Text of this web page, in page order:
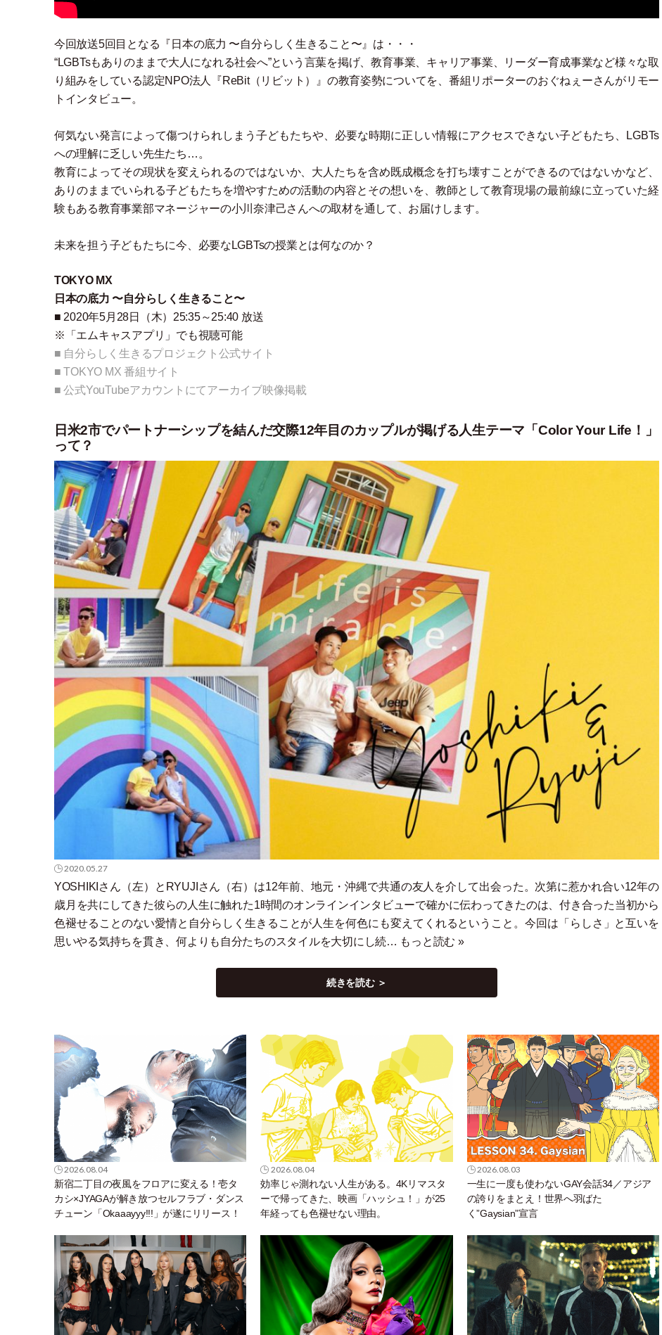
今回放送5回目となる『日本の底力 〜自分らしく生きること〜』は ・ ・
・
“LGBTsもありのままで大人になれる社会へ”という言葉を掲げ、教育事業、キャリア事業、リーダー育成事業など様々な取
り組みをしている認定NPO法人『ReBit（ リビット ）
』の教育姿勢についてを、番組リポーターのおぐねぇーさんがリモー
トインタビュー。
何気ない発言によって傷つけられしまう子どもたちや、必要な時期に正しい情報にアクセスできない子どもたち、LGBTs
への理解に乏しい先生たち…。
教育によってその現状を変えられるのではないか、大人たちを含め既成概念を打ち壊すことができるのではないかなど、
ありのままでいられる子どもたちを増やすための活動の内容とその想いを、教師として教育現場の最前線に立っていた経
験もある教育事業部マネージャーの小川奈津己さんへの取材を通して、お届けします。
未来を担う子どもたちに今、必要なLGBTsの授業とは何なのか？
TOKYO MX
日本の底力 〜自分らしく生きること〜
■ 2020年5月28日
（木） 25:35～25:40 放送
※
「 エムキャスアプリ 」 でも視聴可能
■ 自分らしく生きるプロジェクト公式サイト
■ TOKYO MX 番組サイト
■ 公式YouTubeアカウントにてアーカイブ映像掲載
日米2市でパートナーシップを結んだ交際12年目のカップルが掲げる人生テーマ「Color Your Life！」
って？
2020.05.27
YOSHIKIさん （左） とRYUJIさん （右） は12年前、地元 ・沖縄で共通の友人を介して出会った。次第に惹かれ合い12年の
歳月を共にしてきた彼らの人生に触れた1時間のオンラインインタビューで確かに伝わってきたのは、付き合った当初から
色褪せることのない愛情と自分らしく生きることが人生を何色にも変えてくれるということ。今回は 「 らしさ 」 と互いを
思いやる気持ちを貫き、何よりも自分たちのスタイルを大切にし続… もっと読む »
続きを読む ＞
2026.08.04
新宿二丁目の夜風をフロアに変える！壱タ
カシ×JYAGAが解き放つセルフラブ・ダンス
チューン「Okaaayyy!!!」が遂にリリース！
2026.08.04
効率じゃ測れない人生がある。4Kリマスタ
ーで帰ってきた、映画「ハッシュ！」が25
年経っても色褪せない理由。
2026.08.03
一生に一度も使わないGAY会話34／アジア
の誇りをまとえ！世界へ羽ばた
く”Gaysian”宣言